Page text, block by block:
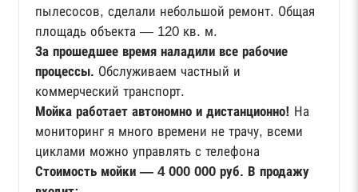
пылесосов, сделали небольшой ремонт. Общая
площадь объекта — 120 кв. м.
За прошедшее время наладили все рабочие
процессы. Обслуживаем частный и
коммерческий транспорт.
Мойка работает автономно и дистанционно! На
мониторинг я много времени не трачу, всеми
циклами можно управлять с телефона
Стоимость мойки — 4 000 000 руб. В продажу